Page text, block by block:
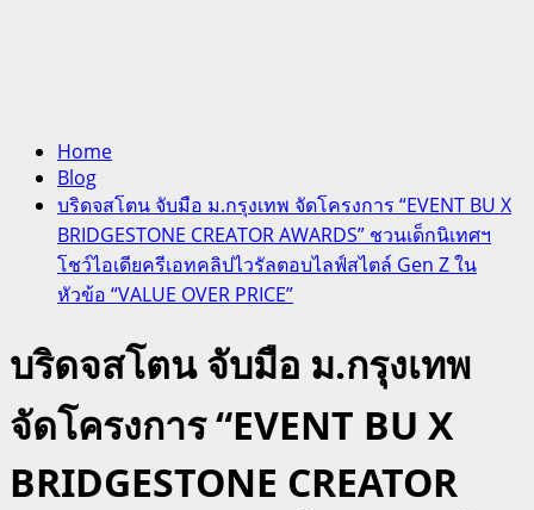
Home
Blog
บริดจสโตน จับมือ ม.กรุงเทพ จัดโครงการ “EVENT BU X
BRIDGESTONE CREATOR AWARDS” ชวนเด็กนิเทศฯ
โชว์ไอเดียครีเอทคลิปไวรัลตอบไลฟ์สไตล์ Gen Z ใน
หัวข้อ “VALUE OVER PRICE”
บริดจสโตน จับมือ ม.กรุงเทพ
จัดโครงการ “EVENT BU X
BRIDGESTONE CREATOR